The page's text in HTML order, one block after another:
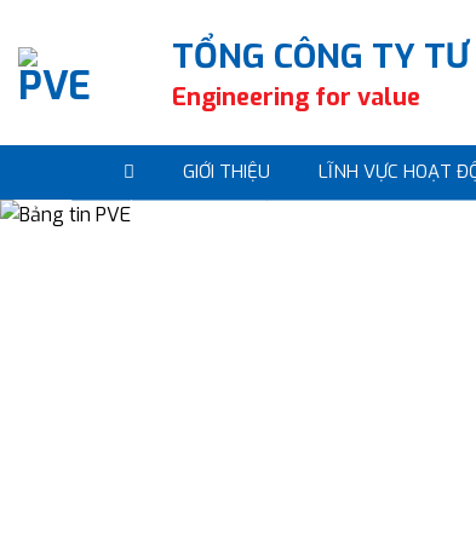
content
TỔNG CÔNG TY
Engineering for value
GIỚI THIỆU LĨNH VỰC HOẠT